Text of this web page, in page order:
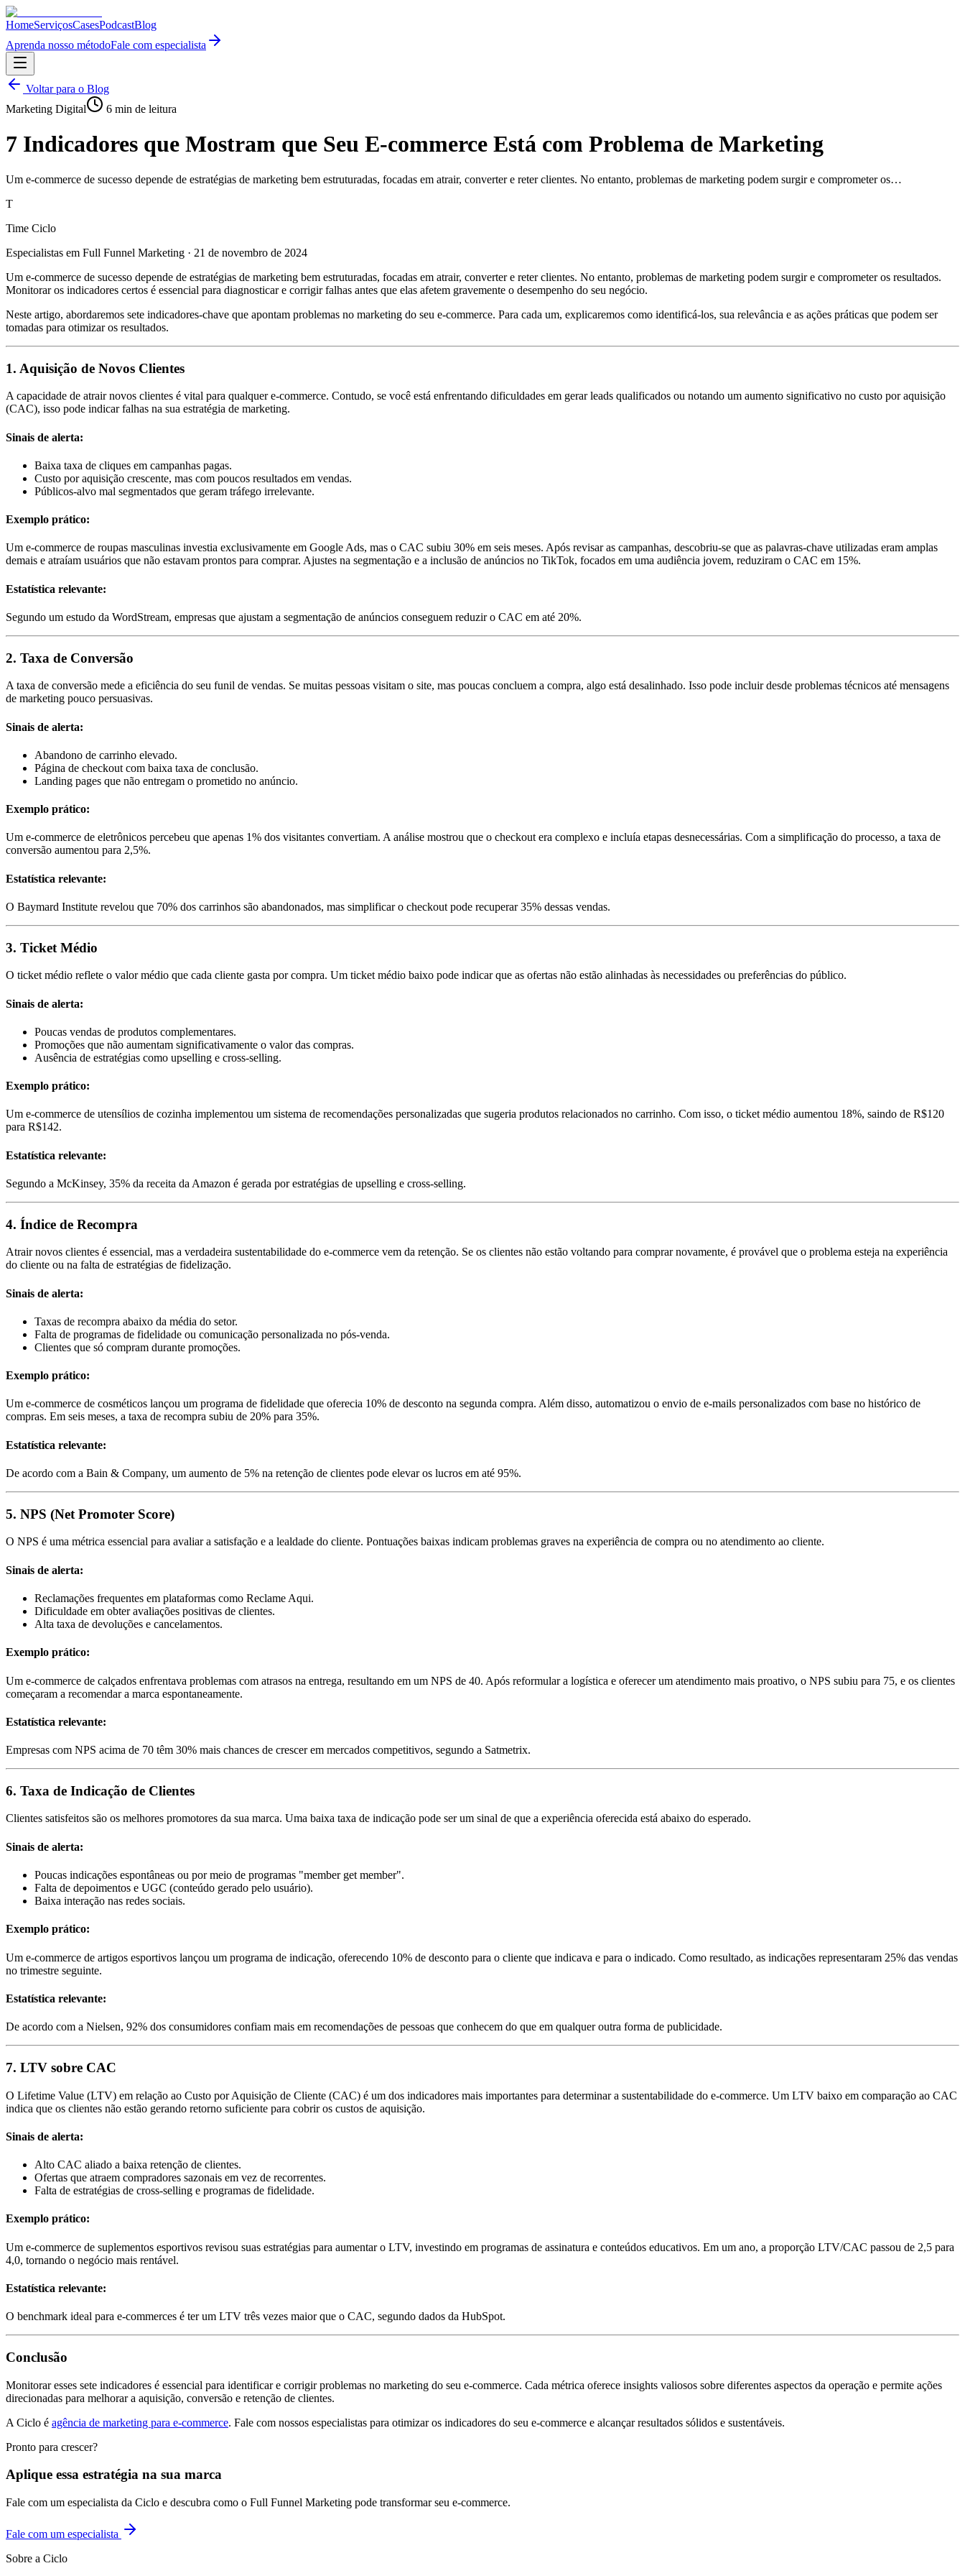
HomeServiçosCasesPodcastBlog
Aprenda nosso métodoFale com especialista
Voltar para o Blog
Marketing Digital
6 min de leitura
7 Indicadores que Mostram que Seu E-commerce Está com Problema de Marketing
Um e-commerce de sucesso depende de estratégias de marketing bem estruturadas, focadas em atrair, converter e reter clientes. No entanto, problemas de marketing podem surgir e comprometer os…
T
Time Ciclo
Especialistas em Full Funnel Marketing · 21 de novembro de 2024
Um e-commerce de sucesso depende de estratégias de marketing bem estruturadas, focadas em atrair, converter e reter clientes. No entanto, problemas de marketing podem surgir e comprometer os resultados.
Monitorar os indicadores certos é essencial para diagnosticar e corrigir falhas antes que elas afetem gravemente o desempenho do seu negócio.
Neste artigo, abordaremos sete indicadores-chave que apontam problemas no marketing do seu e-commerce. Para cada um, explicaremos como identificá-los, sua relevância e as ações práticas que podem ser
tomadas para otimizar os resultados.
1. Aquisição de Novos Clientes
A capacidade de atrair novos clientes é vital para qualquer e-commerce. Contudo, se você está enfrentando dificuldades em gerar leads qualificados ou notando um aumento significativo no custo por aquisição
(CAC), isso pode indicar falhas na sua estratégia de marketing.
Sinais de alerta:
Baixa taxa de cliques em campanhas pagas.
Custo por aquisição crescente, mas com poucos resultados em vendas.
Públicos-alvo mal segmentados que geram tráfego irrelevante.
Exemplo prático:
Um e-commerce de roupas masculinas investia exclusivamente em Google Ads, mas o CAC subiu 30% em seis meses. Após revisar as campanhas, descobriu-se que as palavras-chave utilizadas eram amplas
demais e atraíam usuários que não estavam prontos para comprar. Ajustes na segmentação e a inclusão de anúncios no TikTok, focados em uma audiência jovem, reduziram o CAC em 15%.
Estatística relevante:
Segundo um estudo da WordStream, empresas que ajustam a segmentação de anúncios conseguem reduzir o CAC em até 20%.
2. Taxa de Conversão
A taxa de conversão mede a eficiência do seu funil de vendas. Se muitas pessoas visitam o site, mas poucas concluem a compra, algo está desalinhado. Isso pode incluir desde problemas técnicos até mensagens
de marketing pouco persuasivas.
Sinais de alerta:
Abandono de carrinho elevado.
Página de checkout com baixa taxa de conclusão.
Landing pages que não entregam o prometido no anúncio.
Exemplo prático:
Um e-commerce de eletrônicos percebeu que apenas 1% dos visitantes convertiam. A análise mostrou que o checkout era complexo e incluía etapas desnecessárias. Com a simplificação do processo, a taxa de
conversão aumentou para 2,5%.
Estatística relevante:
O Baymard Institute revelou que 70% dos carrinhos são abandonados, mas simplificar o checkout pode recuperar 35% dessas vendas.
3. Ticket Médio
O ticket médio reflete o valor médio que cada cliente gasta por compra. Um ticket médio baixo pode indicar que as ofertas não estão alinhadas às necessidades ou preferências do público.
Sinais de alerta:
Poucas vendas de produtos complementares.
Promoções que não aumentam significativamente o valor das compras.
Ausência de estratégias como upselling e cross-selling.
Exemplo prático:
Um e-commerce de utensílios de cozinha implementou um sistema de recomendações personalizadas que sugeria produtos relacionados no carrinho. Com isso, o ticket médio aumentou 18%, saindo de R$120
para R$142.
Estatística relevante:
Segundo a McKinsey, 35% da receita da Amazon é gerada por estratégias de upselling e cross-selling.
4. Índice de Recompra
Atrair novos clientes é essencial, mas a verdadeira sustentabilidade do e-commerce vem da retenção. Se os clientes não estão voltando para comprar novamente, é provável que o problema esteja na experiência
do cliente ou na falta de estratégias de fidelização.
Sinais de alerta:
Taxas de recompra abaixo da média do setor.
Falta de programas de fidelidade ou comunicação personalizada no pós-venda.
Clientes que só compram durante promoções.
Exemplo prático:
Um e-commerce de cosméticos lançou um programa de fidelidade que oferecia 10% de desconto na segunda compra. Além disso, automatizou o envio de e-mails personalizados com base no histórico de
compras. Em seis meses, a taxa de recompra subiu de 20% para 35%.
Estatística relevante:
De acordo com a Bain & Company, um aumento de 5% na retenção de clientes pode elevar os lucros em até 95%.
5. NPS (Net Promoter Score)
O NPS é uma métrica essencial para avaliar a satisfação e a lealdade do cliente. Pontuações baixas indicam problemas graves na experiência de compra ou no atendimento ao cliente.
Sinais de alerta:
Reclamações frequentes em plataformas como Reclame Aqui.
Dificuldade em obter avaliações positivas de clientes.
Alta taxa de devoluções e cancelamentos.
Exemplo prático:
Um e-commerce de calçados enfrentava problemas com atrasos na entrega, resultando em um NPS de 40. Após reformular a logística e oferecer um atendimento mais proativo, o NPS subiu para 75, e os clientes
começaram a recomendar a marca espontaneamente.
Estatística relevante:
Empresas com NPS acima de 70 têm 30% mais chances de crescer em mercados competitivos, segundo a Satmetrix.
6. Taxa de Indicação de Clientes
Clientes satisfeitos são os melhores promotores da sua marca. Uma baixa taxa de indicação pode ser um sinal de que a experiência oferecida está abaixo do esperado.
Sinais de alerta:
Poucas indicações espontâneas ou por meio de programas "member get member".
Falta de depoimentos e UGC (conteúdo gerado pelo usuário).
Baixa interação nas redes sociais.
Exemplo prático:
Um e-commerce de artigos esportivos lançou um programa de indicação, oferecendo 10% de desconto para o cliente que indicava e para o indicado. Como resultado, as indicações representaram 25% das vendas
no trimestre seguinte.
Estatística relevante:
De acordo com a Nielsen, 92% dos consumidores confiam mais em recomendações de pessoas que conhecem do que em qualquer outra forma de publicidade.
7. LTV sobre CAC
O Lifetime Value (LTV) em relação ao Custo por Aquisição de Cliente (CAC) é um dos indicadores mais importantes para determinar a sustentabilidade do e-commerce. Um LTV baixo em comparação ao CAC
indica que os clientes não estão gerando retorno suficiente para cobrir os custos de aquisição.
Sinais de alerta:
Alto CAC aliado a baixa retenção de clientes.
Ofertas que atraem compradores sazonais em vez de recorrentes.
Falta de estratégias de cross-selling e programas de fidelidade.
Exemplo prático:
Um e-commerce de suplementos esportivos revisou suas estratégias para aumentar o LTV, investindo em programas de assinatura e conteúdos educativos. Em um ano, a proporção LTV/CAC passou de 2,5 para
4,0, tornando o negócio mais rentável.
Estatística relevante:
O benchmark ideal para e-commerces é ter um LTV três vezes maior que o CAC, segundo dados da HubSpot.
Conclusão
Monitorar esses sete indicadores é essencial para identificar e corrigir problemas no marketing do seu e-commerce. Cada métrica oferece insights valiosos sobre diferentes aspectos da operação e permite ações
direcionadas para melhorar a aquisição, conversão e retenção de clientes.
A Ciclo é agência de marketing para e-commerce. Fale com nossos especialistas para otimizar os indicadores do seu e-commerce e alcançar resultados sólidos e sustentáveis.
Pronto para crescer?
Aplique essa estratégia na sua marca
Fale com um especialista da Ciclo e descubra como o Full Funnel Marketing pode transformar seu e-commerce.
Fale com um especialista
Sobre a Ciclo